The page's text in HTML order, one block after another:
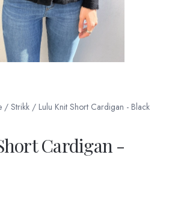
/ Strikk / Lulu Knit Short Cardigan - Black
Cardigan -